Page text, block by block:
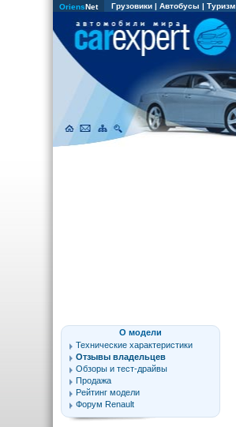
OriensNet Грузовики | Автобусы | Туризм
О модели
Технические характеристики
Отзывы владельцев
Обзоры и тест-драйвы
Продажа
Рейтинг модели
Форум Renault